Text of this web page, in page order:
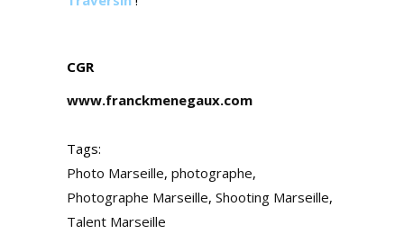
CGR
www.franckmenegaux.com
Tags:
Photo Marseille, photographe,
Photographe Marseille, Shooting Marseille,
Talent Marseille